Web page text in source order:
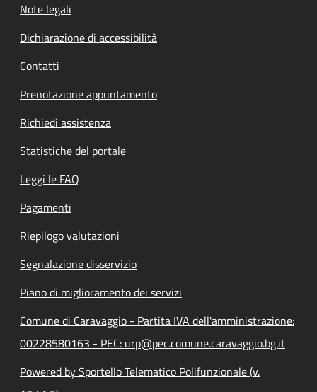
Note legali
Dichiarazione di accessibilità
Contatti
Prenotazione appuntamento
Richiedi assistenza
Statistiche del portale
Leggi le FAQ
Pagamenti
Riepilogo valutazioni
Segnalazione disservizio
Piano di miglioramento dei servizi
Comune di Caravaggio - Partita IVA dell'amministrazione:
00228580163 - PEC: urp@pec.comune.caravaggio.bg.it
Powered by Sportello Telematico Polifunzionale (v.